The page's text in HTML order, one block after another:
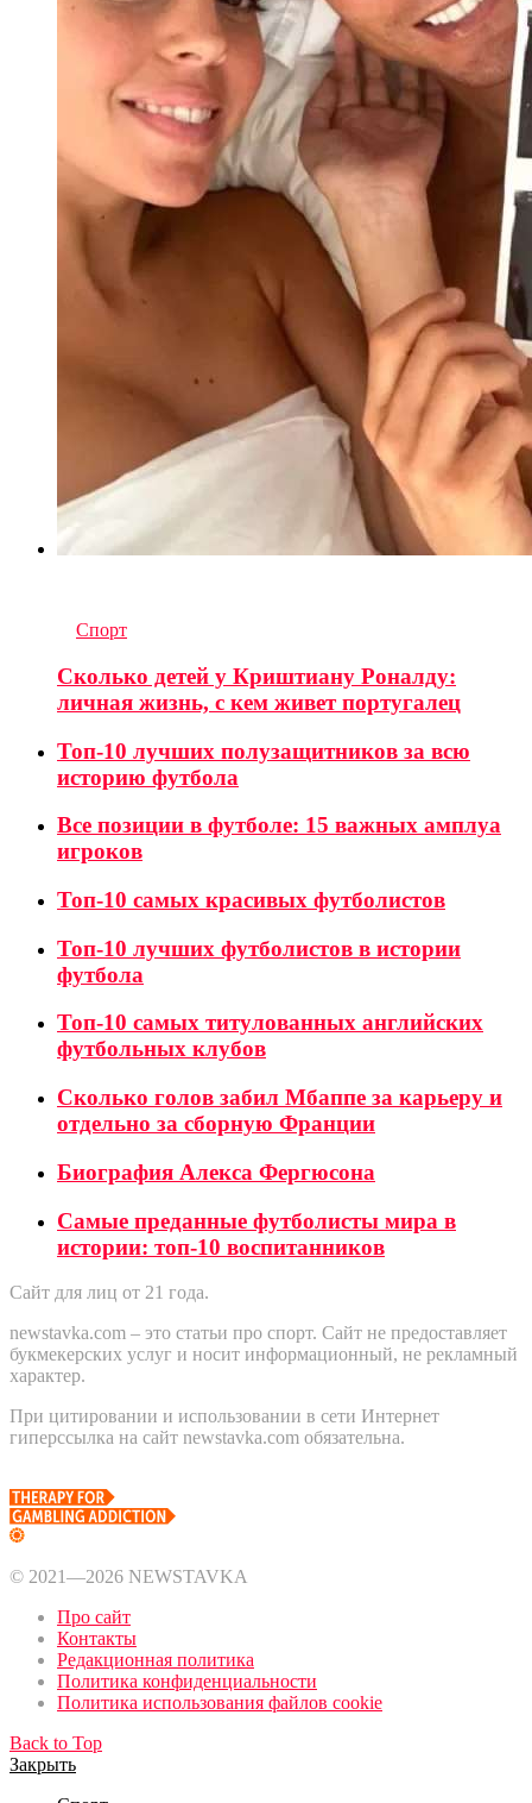
Спорт
Сколько детей у Криштиану Роналду:
личная жизнь, с кем живет португалец
Топ-10 лучших полузащитников за всю
историю футбола
Все позиции в футболе: 15 важных амплуа
игроков
Топ-10 самых красивых футболистов
Топ-10 лучших футболистов в истории
футбола
Топ-10 самых титулованных английских
футбольных клубов
Сколько голов забил Мбаппе за карьеру и
отдельно за сборную Франции
Биография Алекса Фергюсона
Самые преданные футболисты мира в
истории: топ-10 воспитанников
Сайт для лиц от 21 года.
newstavka.com – это статьи про спорт. Сайт не предоставляет
букмекерских услуг и носит информационный, не рекламный
характер.
При цитировании и использовании в сети Интернет
гиперссылка на сайт newstavka.com обязательна.
© 2021—2026 NEWSTAVKA
Про сайт
Контакты
Редакционная политика
Политика конфиденциальности
Политика использования файлов cookie
Back to Top
Закрыть